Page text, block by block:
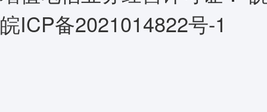
皖ICP备2021014822号-1